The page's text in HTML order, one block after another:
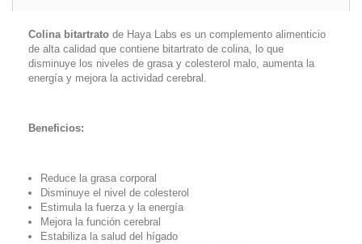
Colina bitartrato de Haya Labs es un complemento alimenticio
de alta calidad que contiene bitartrato de colina, lo que
disminuye los niveles de grasa y colesterol malo, aumenta la
energía y mejora la actividad cerebral.
Beneficios:
Reduce la grasa corporal
Disminuye el nivel de colesterol
Estimula la fuerza y ​​la energía
Mejora la función cerebral
Estabiliza la salud del hígado